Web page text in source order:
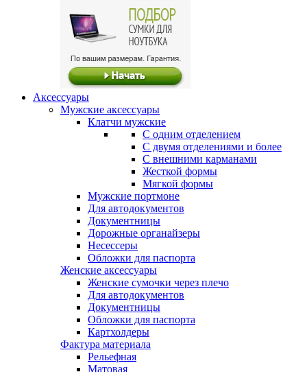
Аксессуары
Мужские аксессуары
Клатчи мужские
С одним отделением
С двумя отделениями и более
С внешними карманами
Жесткой формы
Мягкой формы
Мужские портмоне
Для автодокументов
Документницы
Дорожные органайзеры
Несессеры
Обложки для паспорта
Женские аксессуары
Женские сумочки через плечо
Для автодокументов
Документницы
Обложки для паспорта
Картхолдеры
Фактура материала
Рельефная
Матовая